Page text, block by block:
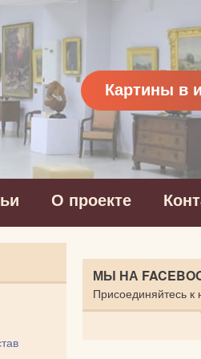
Картины в
О проекте
МЫ НА
Присоединяйтесь